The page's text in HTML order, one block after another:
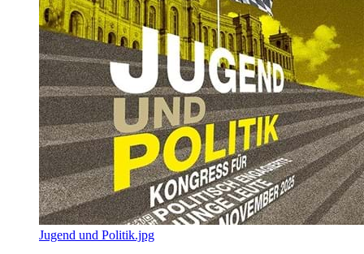
Jugend und Politik.jpg